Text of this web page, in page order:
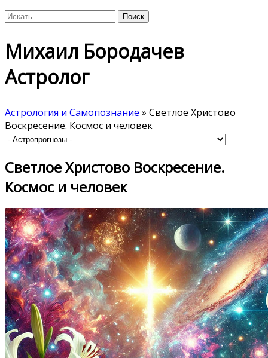
Михаил Бородачев
Астролог
Астрология и Самопознание » Светлое Христово
Воскресение. Космос и человек
Светлое Христово Воскресение.
Космос и человек